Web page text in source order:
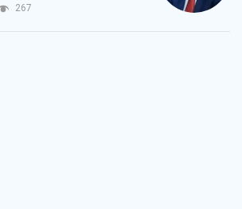
267